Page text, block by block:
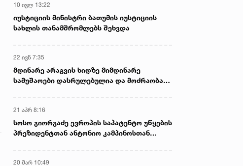
10 ივლ 13:22
იუსტიციის მინისტრი ბათუმის იუსტიციის
სახლის თანამშრომლებს შეხვდა
22 ივნ 7:35
მდინარე არაგვის ხიდზე მიმდინარე
სამუშაოები დასრულებულია და მოძრაობა
21 აპრ 8:16
სოსო გიორგაძე ევროპის საპატენტო უწყების
პრეზიდენტთან ანტონიო კამპინოსთან
20 მარ 10:49